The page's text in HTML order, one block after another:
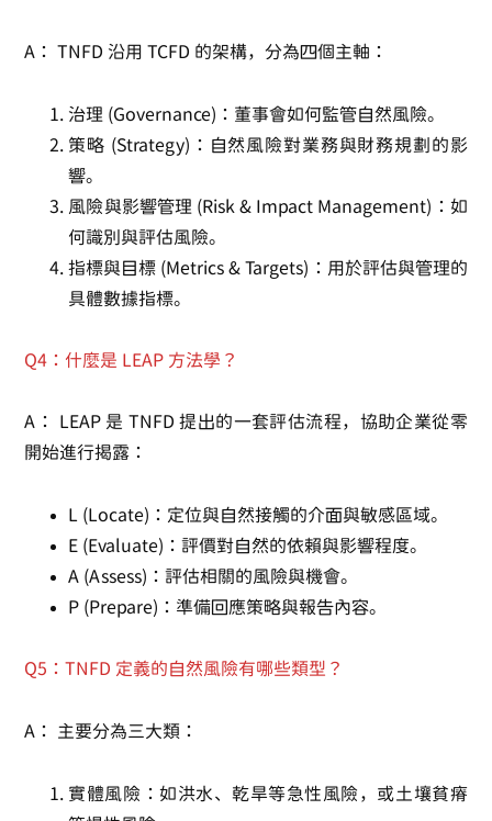
A： TNFD 沿用 TCFD 的架構，分為四個主軸：
治理 (Governance) ：董事會如何監管自然風險。
策略 (Strategy) ：自然風險對業務與財務規劃的影
響。
風險與影響管理 (Risk & Impact Management) ：如
何識別與評估風險。
指標與目標 (Metrics & Targets) ：用於評估與管理的
具體數據指標。
Q4：什麼是 LEAP 方法學？
A：
LEAP 是 TNFD 提出的一套評估流程，協助企業從零
開始進行揭露：
L (Locate) ：定位與自然接觸的介面與敏感區域。
E (Evaluate) ：評價對自然的依賴與影響程度。
A (Assess) ：評估相關的風險與機會。
P (Prepare) ：準備回應策略與報告內容。
Q5：TNFD 定義的自然風險有哪些類型？
A： 主要分為三大類：
實體風險 ：如洪水、乾旱等急性風險，或土壤貧瘠